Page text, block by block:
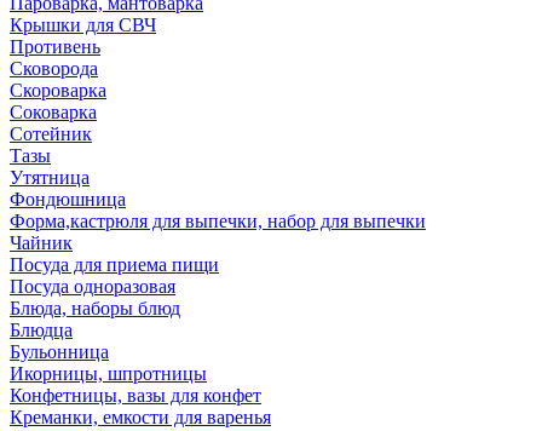
Крышки для СВЧ
Противень
Сковорода
Скороварка
Соковарка
Сотейник
Тазы
Утятница
Фондюшница
Форма,кастрюля для выпечки, набор для выпечки
Чайник
Посуда для приема пищи
Посуда одноразовая
Блюда, наборы блюд
Блюдца
Бульонница
Икорницы, шпротницы
Конфетницы, вазы для конфет
Креманки, емкости для варенья